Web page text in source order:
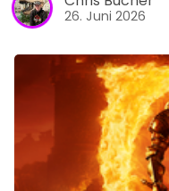
26. Juni 2026